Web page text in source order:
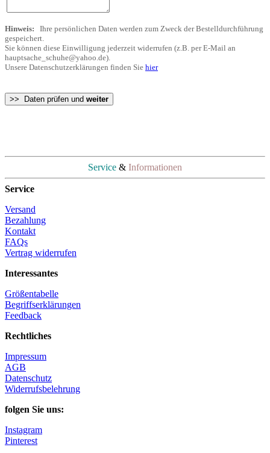
Hinweis: Ihre persönlichen Daten werden zum Zweck der Bestelldurchführung
gespeichert.
Sie können diese Einwilligung jederzeit widerrufen (z.B. per E-Mail an
hauptsache_schuhe@yahoo.de).
Unsere Datenschutzerklärungen finden Sie hier
>> Daten prüfen und weiter
Service & Informationen
Service
Versand
Bezahlung
Kontakt
FAQs
Vertrag widerrufen
Interessantes
Größentabelle
Begriffserklärungen
Feedback
Rechtliches
Impressum
AGB
Datenschutz
Widerrufsbelehrung
folgen Sie uns:
Instagram
Pinterest